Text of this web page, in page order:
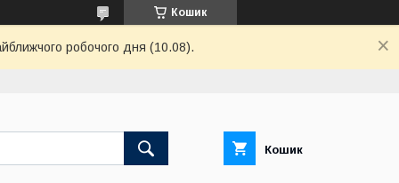
Кошик
робочого дня (10.08).
Кошик